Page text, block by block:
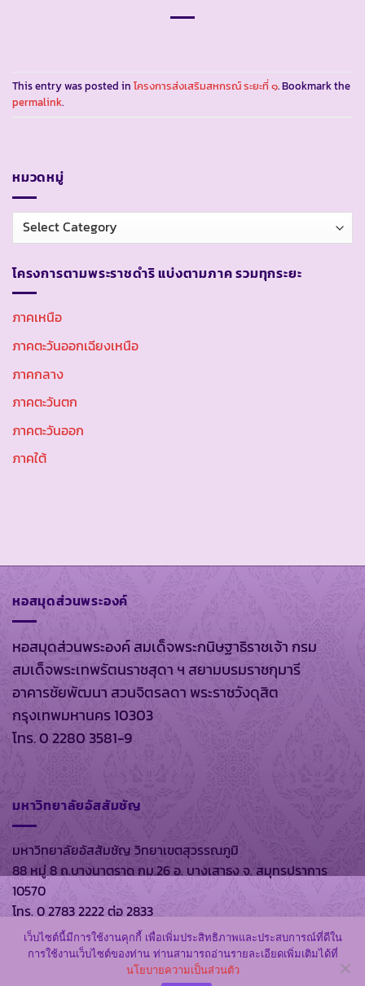
This entry was posted in โครงการส่งเสริมสหกรณ์ ระยะที่ ๑. Bookmark the
permalink.
หมวดหมู่
หมวด
หมู่
โครงการตามพระราชดำริ แบ่งตามภาค รวมทุกระยะ
ภาคเหนือ
ภาคตะวันออกเฉียงเหนือ
ภาคกลาง
ภาคตะวันตก
ภาคตะวันออก
ภาคใต้
หอสมุดส่วนพระองค์
หอสมุดส่วนพระองค์ สมเด็จพระกนิษฐาธิราชเจ้า กรม
สมเด็จพระเทพรัตนราชสุดา ฯ สยามบรมราชกุมารี
อาคารชัยพัฒนา สวนจิตรลดา พระราชวังดุสิต
กรุงเทพมหานคร 10303
โทร. 0 2280 3581-9
มหาวิทยาลัยอัสสัมชัญ
มหาวิทยาลัยอัสสัมชัญ วิทยาเขตสุวรรณภูมิ
88 หมู่ 8 ถ.บางนาตราด กม.26 อ. บางเสาธง จ. สมุทรปราการ
10570
โทร. 0 2783 2222 ต่อ 2833
สงวนลิขสิทธิ์ พ.ศ. 2569 ตาม พรบ.ลิขสิทธิ์ พ.ศ. 2537 โดย
เว็บไซต์นี้มีการใช้งานคุกกี้ เพื่อเพิ่มประสิทธิภาพและประสบการณ์ที่ดีใน
การใช้งานเว็บไซต์ของท่าน ท่านสามารถอ่านรายละเอียดเพิ่มเติมได้ที่
นโยบายความเป็นส่วนตัว